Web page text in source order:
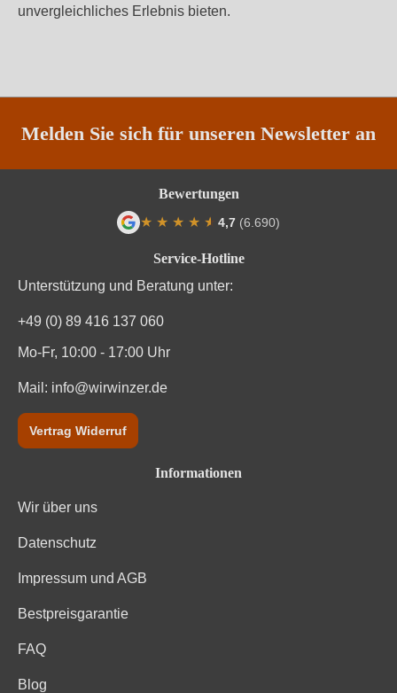
unvergleichliches Erlebnis bieten.
Melden Sie sich für unseren Newsletter an
Service-Hotline
Unterstützung und Beratung unter:
+49 (0) 89 416 137 060
Mo-Fr, 10:00 - 17:00 Uhr
Mail: info@wirwinzer.de
Vertrag Widerruf
Informationen
Wir über uns
Datenschutz
Impressum und AGB
Bestpreisgarantie
FAQ
Blog
Bewertungen
★ ★ ★ ★ ★
★ 4,7 (6.690)